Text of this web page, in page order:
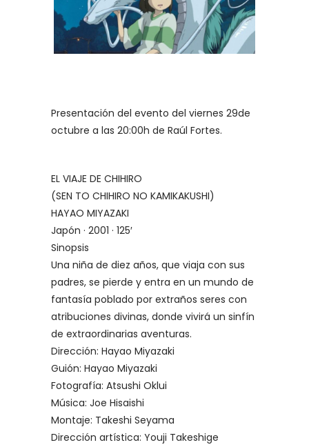
Presentación del evento del viernes 29de
octubre a las 20:00h de Raúl Fortes.
EL VIAJE DE CHIHIRO
(SEN TO CHIHIRO NO KAMIKAKUSHI)
HAYAO MIYAZAKI
Japón · 2001 · 125′
Sinopsis
Una niña de diez años, que viaja con sus
padres, se pierde y entra en un mundo de
fantasía poblado por extraños seres con
atribuciones divinas, donde vivirá un sinfín
de extraordinarias aventuras.
Dirección: Hayao Miyazaki
Guión: Hayao Miyazaki
Fotografía: Atsushi Oklui
Música: Joe Hisaishi
Montaje: Takeshi Seyama
Dirección artística: Youji Takeshige